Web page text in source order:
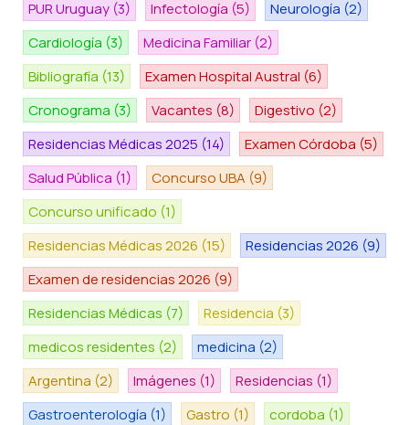
PUR Uruguay (3) Infectología (5) Neurología (2)
Cardiología (3) Medicina Familiar (2)
Bibliografía (13) Examen Hospital Austral (6)
Cronograma (3) Vacantes (8) Digestivo (2)
Residencias Médicas 2025 (14) Examen Córdoba (5)
Salud Pública (1) Concurso UBA (9)
Concurso unificado (1)
Residencias Médicas 2026 (15) Residencias 2026 (9)
Examen de residencias 2026 (9)
Residencias Médicas (7) Residencia (3)
medicos residentes (2) medicina (2)
Argentina (2) Imágenes (1) Residencias (1)
Gastroenterología (1) Gastro (1) cordoba (1)